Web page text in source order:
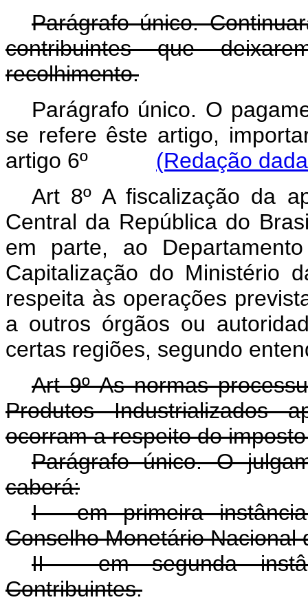
Parágrafo único.
contribuintes que
recolhimento.
Parágrafo único. O
se refere êste artigo,
artigo 6º (Redação
Art 8º A fiscalização da
Central da República do
em parte, ao
Capitalização do Ministério
respeita às operações
a outros órgãos ou
certas regiões, segundo
Art 9º As normas
Produtos Industrializados
ocorram a respeito do
Parágrafo único. O
caberá:
I - em primeira
Conselho Monetário Nacional
II - em segunda
Contribuintes.